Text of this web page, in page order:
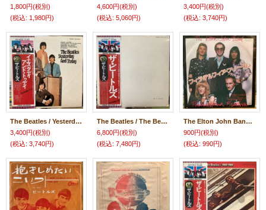
1,800円(税別)
(税込: 1,980円)
4,600円(税別)
(税込: 5,060円)
3,400円(税別)
(税込: 3,740円)
The Beatles / Yesterday And Today
3,400円(税別)
(税込: 3,740円)
The Beatles / The Beatles
6,800円(税別)
(税込: 7,480円)
The Elton John Band / Philadelphia Freedom
900円(税別)
(税込: 990円)